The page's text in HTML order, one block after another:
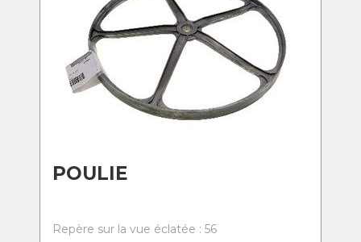
POULIE
Repère sur la vue éclatée : 56